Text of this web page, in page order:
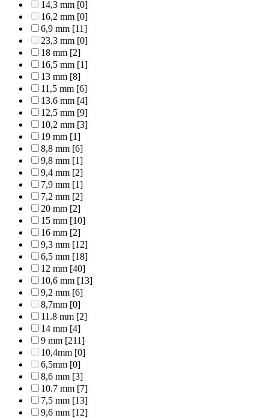
14,3 mm [0]
16,2 mm [0]
6,9 mm [11]
23,3 mm [0]
18 mm [2]
16,5 mm [1]
13 mm [8]
11,5 mm [6]
13.6 mm [4]
12,5 mm [9]
10,2 mm [3]
19 mm [1]
8,8 mm [6]
9,8 mm [1]
9,4 mm [2]
7,9 mm [1]
7,2 mm [2]
20 mm [2]
15 mm [10]
16 mm [2]
9,3 mm [12]
6,5 mm [18]
12 mm [40]
10,6 mm [13]
9,2 mm [6]
8,7mm [0]
11.8 mm [2]
14 mm [4]
9 mm [211]
10,4mm [0]
6,5mm [0]
8,6 mm [3]
10.7 mm [7]
7,5 mm [13]
9,6 mm [12]